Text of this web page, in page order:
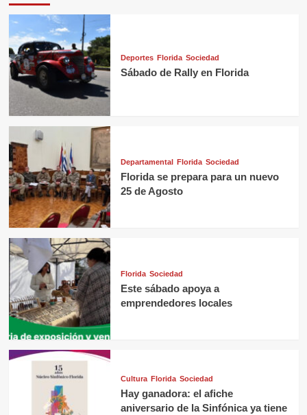
Deportes Florida Sociedad
Sábado de Rally en Florida
Departamental Florida Sociedad
Florida se prepara para un nuevo
25 de Agosto
Florida Sociedad
Este sábado apoya a
emprendedores locales
Cultura Florida Sociedad
Hay ganadora: el afiche
aniversario de la Sinfónica ya tiene